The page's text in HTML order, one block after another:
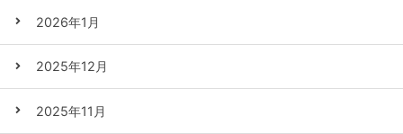
2026年1月
2025年12月
2025年11月